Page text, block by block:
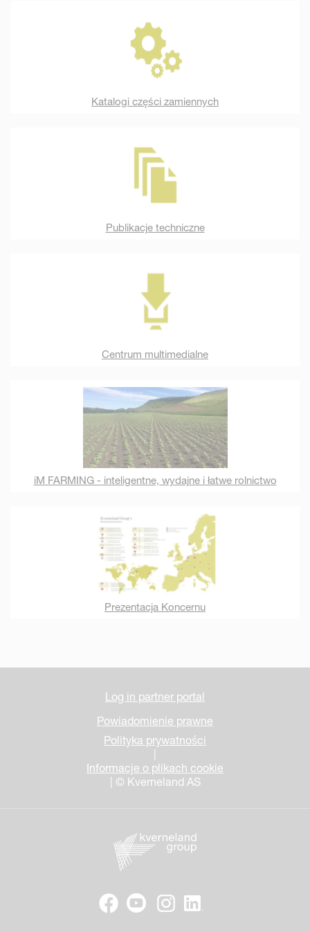
Katalogi części zamiennych
Publikacje techniczne
Centrum multimedialne
iM FARMING - inteligentne, wydajne i łatwe rolnictwo
Prezentacja Koncernu
Log in partner portal
Powiadomienie prawne
Polityka prywatności
|
Informacje o plikach cookie
| © Kverneland AS